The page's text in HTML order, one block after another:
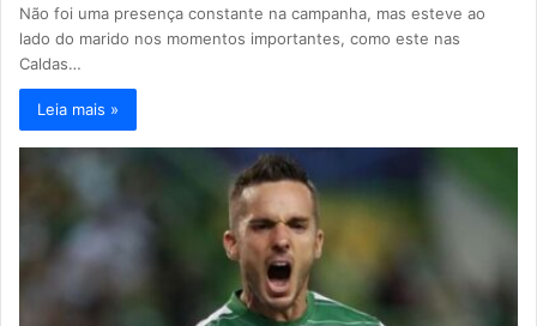
Não foi uma presença constante na campanha, mas esteve ao
lado do marido nos momentos importantes, como este nas
Caldas…
Leia mais »